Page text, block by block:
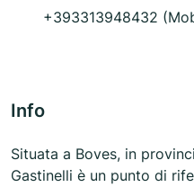
+393313948432
Info
Situata a Boves, in
Gastinelli è un punto di